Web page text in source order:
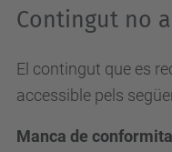
Contingut no
El contingut que es
accessible pels
Manca de